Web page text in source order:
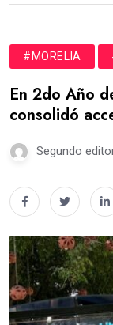
#MORELIA
En 2do Año
consolidó
Segundo